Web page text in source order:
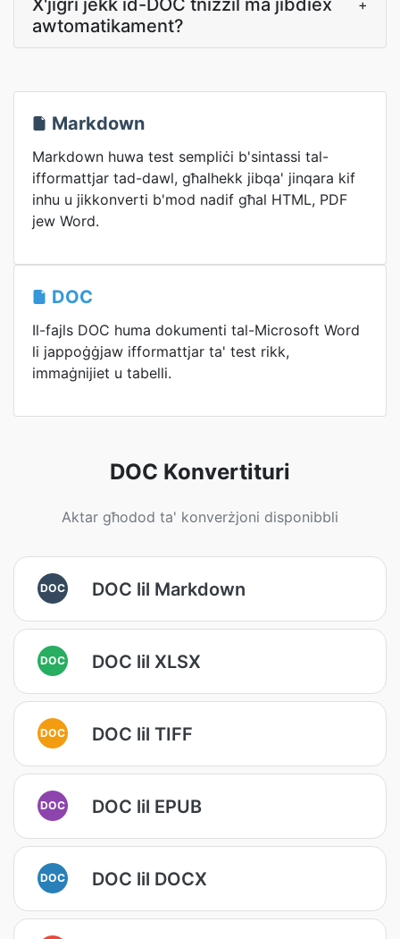
X'jiġri jekk id-DOC tniżżil ma jibdiex
awtomatikament?
+
Markdown
Markdown huwa test sempliċi b'sintassi tal-
ifformattjar tad-dawl, għalhekk jibqa' jinqara kif
inhu u jikkonverti b'mod nadif għal HTML, PDF
jew Word.
DOC
Il-fajls DOC huma dokumenti tal-Microsoft Word
li jappoġġjaw ifformattjar ta' test rikk,
immaġnijiet u tabelli.
DOC Konvertituri
Aktar għodod ta' konverżjoni disponibbli
DOC DOC lil Markdown
DOC DOC lil XLSX
DOC DOC lil TIFF
DOC DOC lil EPUB
DOC DOC lil DOCX